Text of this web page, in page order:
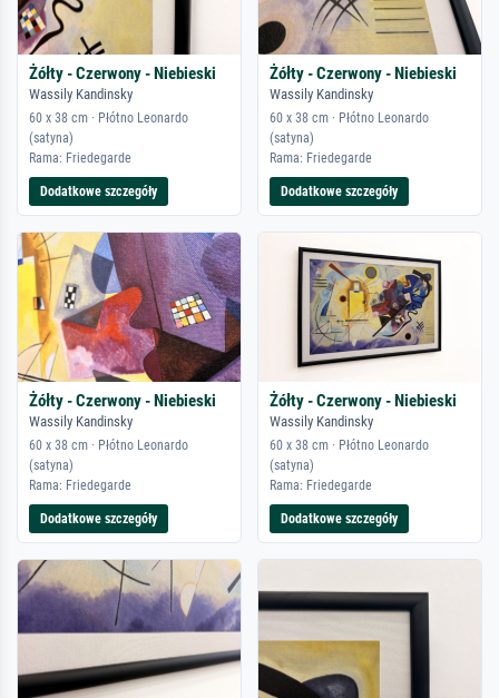
Żółty - Czerwony - Niebieski
Wassily Kandinsky
60 x 38 cm · Płótno Leonardo
(satyna)
Rama: Friedegarde
Dodatkowe szczegóły
Żółty - Czerwony - Niebieski
Wassily Kandinsky
60 x 38 cm · Płótno Leonardo
(satyna)
Rama: Friedegarde
Dodatkowe szczegóły
Żółty - Czerwony - Niebieski
Wassily Kandinsky
60 x 38 cm · Płótno Leonardo
(satyna)
Rama: Friedegarde
Dodatkowe szczegóły
Żółty - Czerwony - Niebieski
Wassily Kandinsky
60 x 38 cm · Płótno Leonardo
(satyna)
Rama: Friedegarde
Dodatkowe szczegóły